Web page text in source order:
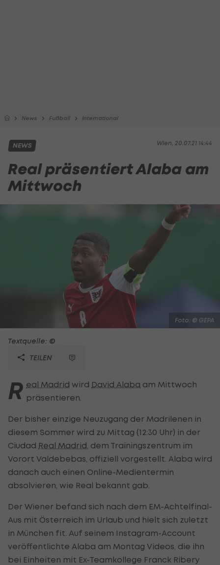
News Fußball International
Wien, 20.07.21 14:44
NEWS
Real präsentiert Alaba am
Mittwoch
Foto: © GEPA
Textquelle: ©
TEILEN
R eal Madrid wird David Alaba am Mittwoch
präsentieren.
Der bisher einzige Neuzugang der Madrilenen in
diesem Sommer wird zu Mittag (12:30 Uhr) in der
Ciudad Real Madrid , dem Trainingszentrum im
Vorort Valdebebas, offiziell vorgestellt. Alaba wird
danach auch einen Online-Medientermin
absolvieren, wie Real bekannt gab.
Der Wiener befand sich nach dem EM-Achtelfinal-
Aus mit Österreich im Urlaub und hielt sich zuletzt
in München fit. Auf seinem Instagram-Account
veröffentlichte Alaba am Montag Videos, die ihn
bei Einheiten mit Ex-Teamkollege Franck Ribery